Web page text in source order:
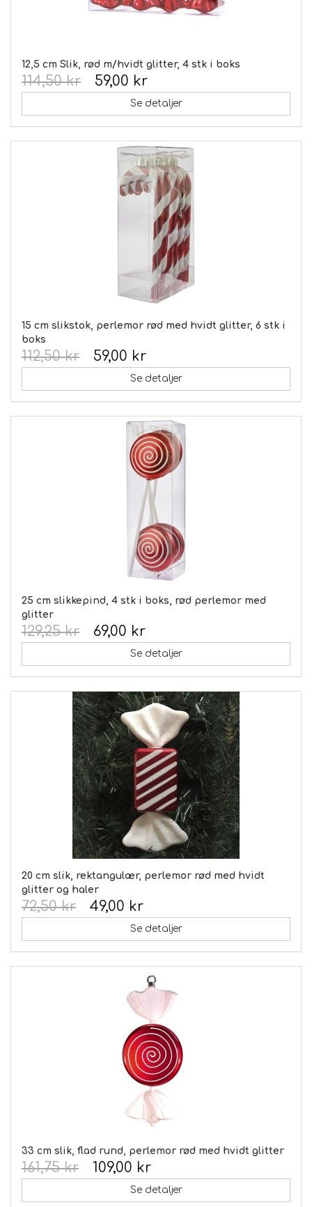
12,5 cm Slik, rød m/hvidt glitter, 4 stk i boks
59,00 kr
114,50 kr
Se detaljer
15 cm slikstok, perlemor rød med hvidt glitter, 6 stk i
boks
59,00 kr
112,50 kr
Se detaljer
25 cm slikkepind, 4 stk i boks, rød perlemor med
glitter
69,00 kr
129,25 kr
Se detaljer
20 cm slik, rektangulær, perlemor rød med hvidt
glitter og haler
49,00 kr
72,50 kr
Se detaljer
33 cm slik, flad rund, perlemor rød med hvidt glitter
109,00 kr
161,75 kr
Se detaljer